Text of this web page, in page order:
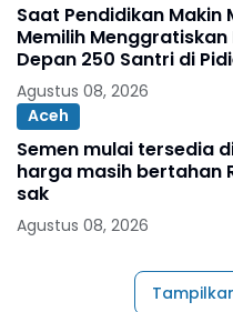
Saat Pendidikan Makin
Memilih
Depan 250 Santri di
Agustus 08, 2026
Aceh
Semen mulai tersedia
harga masih bertahan
sak
Agustus 08, 2026